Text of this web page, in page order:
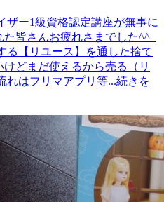
ザー1級資格認定講座が無事に
皆さんお疲れさまでした^^
る【リユース】を通した捨て
どまだ使えるから売る（リ
れはフリマアプリ等...続きを